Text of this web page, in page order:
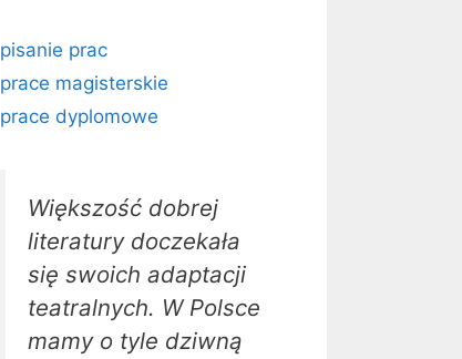
pisanie prac
prace magisterskie
prace dyplomowe
Większość dobrej
literatury doczekała
się swoich adaptacji
teatralnych. W Polsce
mamy o tyle dziwną